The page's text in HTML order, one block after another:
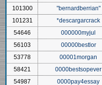
101300
"bernardberrian"
101231
*descargarcrack
54646
000000myjul
56103
00000bestlor
53778
00001morgan
58421
0000bestsopever
54987
0000pay4essay